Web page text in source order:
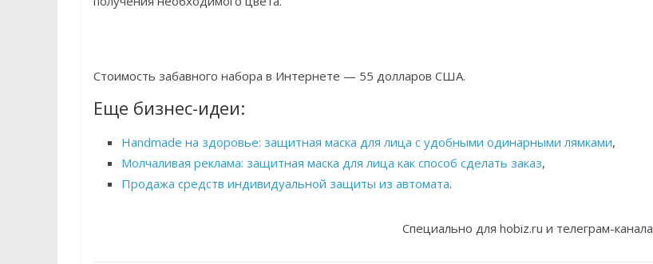
Стоимость забавного набора в Интернете — 55 долларов США.
Еще бизнес-идеи:
Handmade на здоровье: защитная маска для лица с удобными одинарными лямками,
Молчаливая реклама: защитная маска для лица как способ сделать заказ,
Продажа средств индивидуальной защиты из автомата.
Специально для hobiz.ru и телеграм-канала